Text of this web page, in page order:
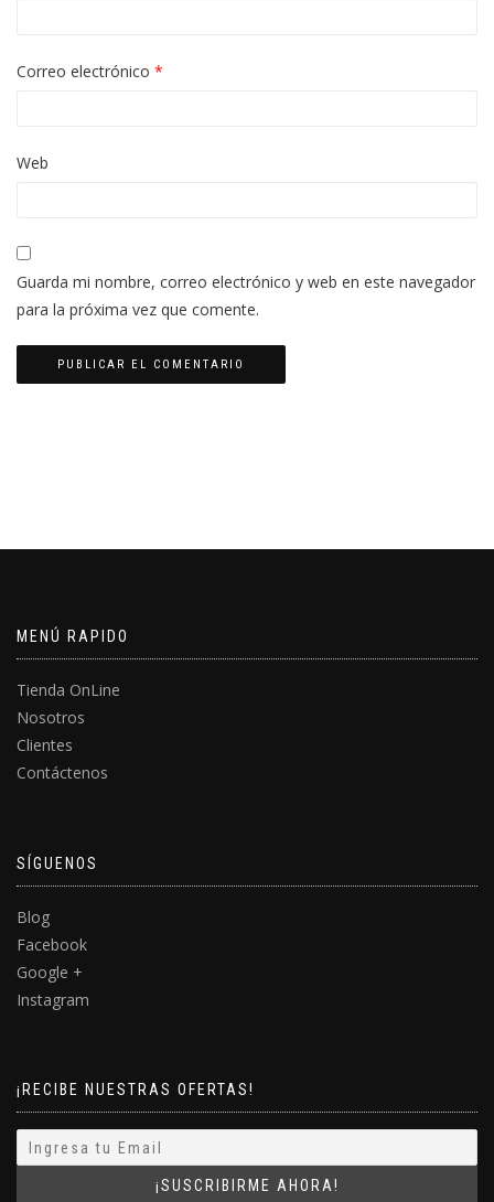
Correo electrónico *
Web
Guarda mi nombre, correo electrónico y web en este navegador
para la próxima vez que comente.
MENÚ RAPIDO
Tienda OnLine
Nosotros
Clientes
Contáctenos
SÍGUENOS
Blog
Facebook
Google +
Instagram
¡RECIBE NUESTRAS OFERTAS!